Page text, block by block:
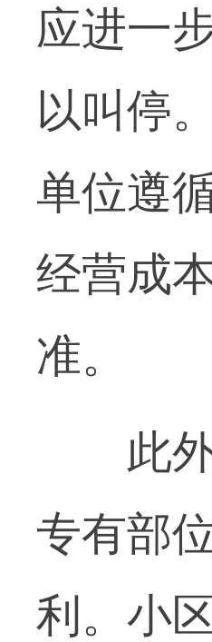
应进一
以叫停
单位遵
经营成
准。
此外
专有部
利。小